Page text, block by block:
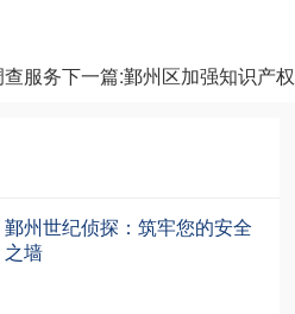
服务下一篇:鄞州区加强知识产
鄞州世纪侦探：筑牢您的安全
之墙